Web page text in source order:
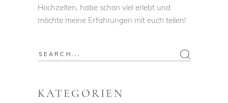
Hochzeiten, habe schon viel erlebt und
möchte meine Erfahrungen mit euch teilen!
KATEGORIEN